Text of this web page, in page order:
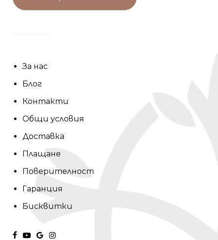
За нас
Блог
Контакти
Общи условия
Доставка
Плащане
Поверителност
Гаранция
Бисквитки
facebook
youtube
google-instagram